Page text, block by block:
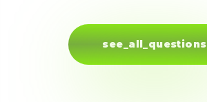
see_all_questions